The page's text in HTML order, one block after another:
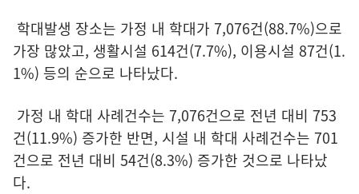
학대발생 장소는 가정 내 학대가 7,076건(88.7%)으로
가장 많았고, 생활시설 614건(7.7%), 이용시설 87건(1.
1%) 등의 순으로 나타났다.
가정 내 학대 사례건수는 7,076건으로 전년 대비 753
건(11.9%) 증가한 반면, 시설 내 학대 사례건수는 701
건으로 전년 대비 54건(8.3%) 증가한 것으로 나타났
다.